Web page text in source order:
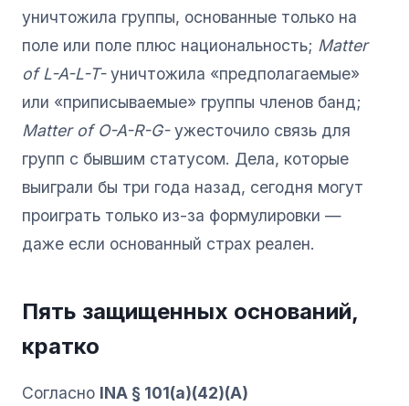
уничтожила группы, основанные только на
поле или поле плюс национальность; Matter
of L-A-L-T-уничтожила «предполагаемые»
или «приписываемые» группы членов банд;
Matter of O-A-R-G-ужесточило связь для
групп с бывшим статусом. Дела, которые
выиграли бы три года назад, сегодня могут
проиграть только из-за формулировки —
даже если основанный страх реален.
Пять защищенных оснований,
кратко
Согласно INA § 101(a)(42)(A)